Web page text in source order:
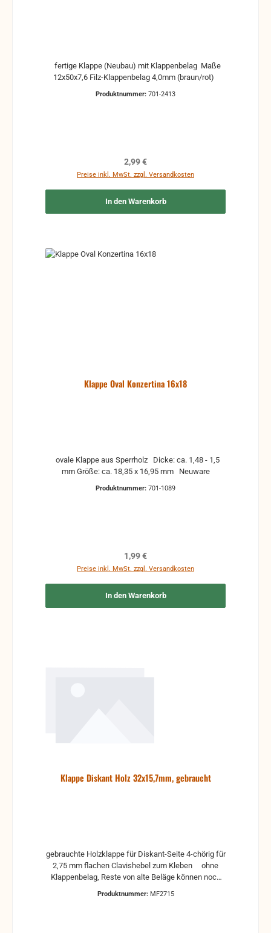
Produktnummer: 701-2413
Regulärer Preis:
2,99 €
Preise inkl. MwSt. zzgl. Versandkosten
In den Warenkorb
Klappe Oval Konzertina 16x18
mm Größe: ca. 18,35 x 16,95 mm Neuware
Produktnummer: 701-1089
Regulärer Preis:
1,99 €
Preise inkl. MwSt. zzgl. Versandkosten
In den Warenkorb
Klappe Diskant Holz 32x15,7mm, gebraucht
gebrauchte Holzklappe für Diskant-Seite 4-chörig für
2,75 mm flachen Clavishebel zum Kleben ohne
Klappenbelag, Reste von alte Beläge können noch
Produktnummer: MF2715